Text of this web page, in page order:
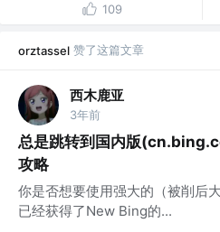
109
orztassel 赞了这篇文章
西木鹿亚
3年前
总是跳转到国内版
攻略
你是否想要使用强大的（被削后
已经获得了New Bing的...